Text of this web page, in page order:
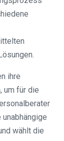
ihre
um für die
wählt die